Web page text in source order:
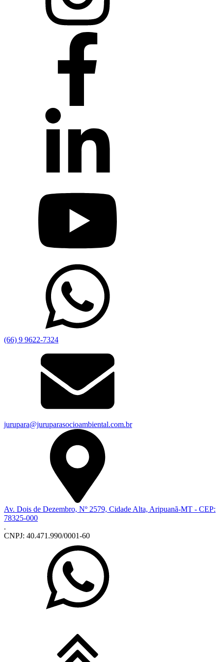
(66) 9 9622-7324
jurupara@juruparasocioambiental.com.br
Av. Dois de Dezembro, Nº 2579, Cidade Alta, Aripuanã-MT - CEP:
78325-000
.
CNPJ: 40.471.990/0001-60